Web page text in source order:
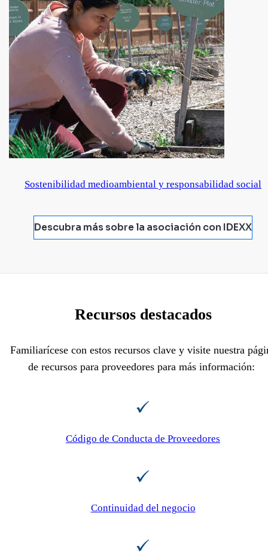
Sostenibilidad medioambiental y responsabilidad social
Descubra más sobre la asociación con IDEXX
Recursos destacados
Familiarícese con estos recursos clave y visite nuestra
de recursos para proveedores para más información:
Código de Conducta de Proveedores
Continuidad del negocio